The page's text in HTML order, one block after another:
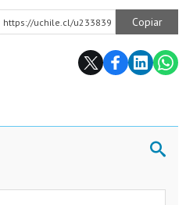
https://uchile.cl/u233839 Copiar